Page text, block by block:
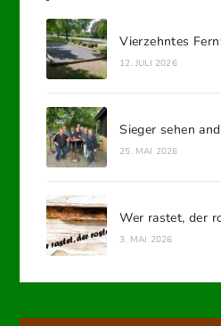
Vierzehntes
12. JULI 2026
Sieger sehen
25. MAI 2026
Wer rastet, der
3. MAI 2026